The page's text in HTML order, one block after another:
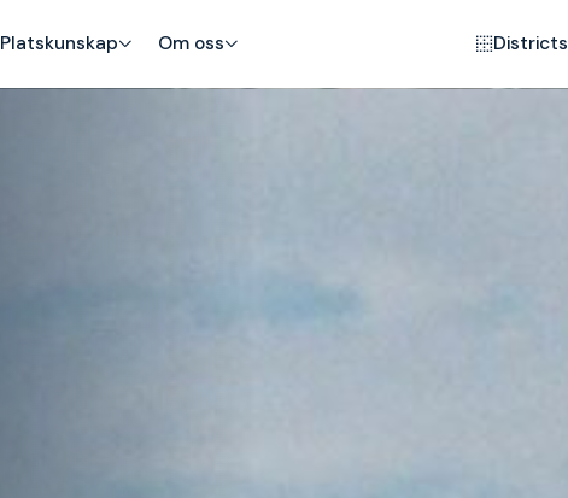
Platskunskap Om oss Districts